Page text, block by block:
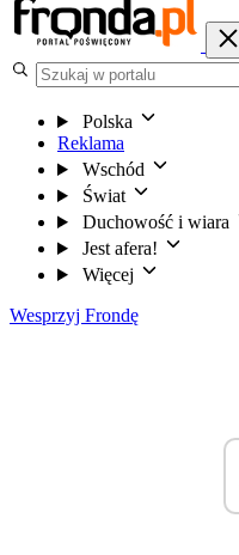
Polska
Reklama
Wschód
Świat
Duchowość i wiara
Jest afera!
Więcej
Wesprzyj Frondę